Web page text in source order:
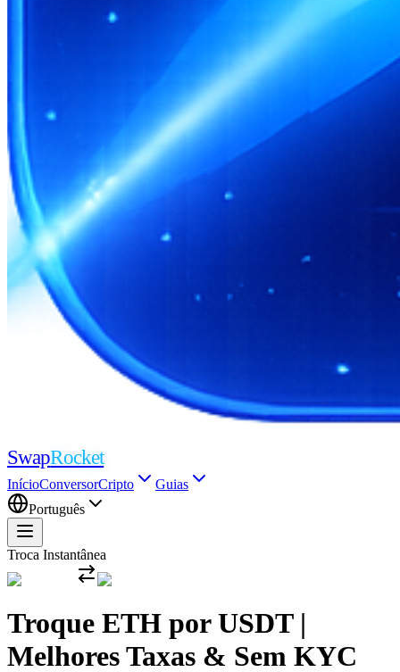
SwapRocket
InícioConversorCripto
Guias
Português
Troca Instantânea
Troque ETH por USDT |
Melhores Taxas & Sem KYC